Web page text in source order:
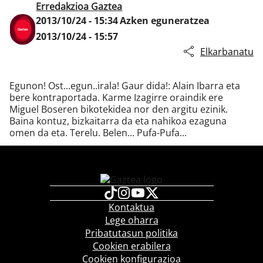
Erredakzioa Gaztea
2013/10/24 - 15:34Azken eguneratzea
2013/10/24 - 15:57
Elkarbanatu
Egunon! Ost...egun..irala! Gaur dida!: Alain Ibarra eta
bere kontraportada. Karme Izagirre oraindik ere
Miguel Boseren bikotekidea nor den argitu ezinik.
Baina kontuz, bizkaitarra da eta nahikoa ezaguna
omen da eta. Terelu. Belen... Pufa-Pufa...
Kontaktua
Lege oharra
Pribatutasun politika
Cookien erabilera
Cookien konfigurazioa